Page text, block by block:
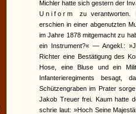
Michler hatte sich gestern der
Uniform
zu verantworten.
erschien in einer abgenutzten
im Jahre 1878 mitgemacht zu
ein Instrument?« — Angekl.:
Richter eine Bestätigung des
Hose, eine Bluse und ein
Infanterieregiments
Schützengraben im Prater
Jakob Treuer frei. Kaum hatte
schrie laut: »Hoch Seine